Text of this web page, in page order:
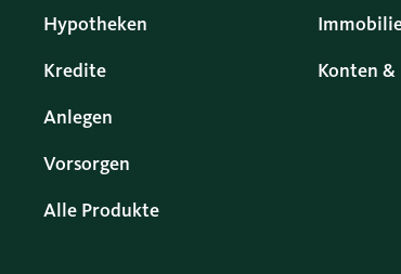
Hypotheken
Kredite
Anlegen
Vorsorgen
Alle Produkte
Konten &